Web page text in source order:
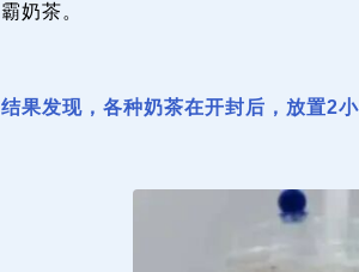
霸奶茶。
结果发现，各种奶茶在开封后，放置2